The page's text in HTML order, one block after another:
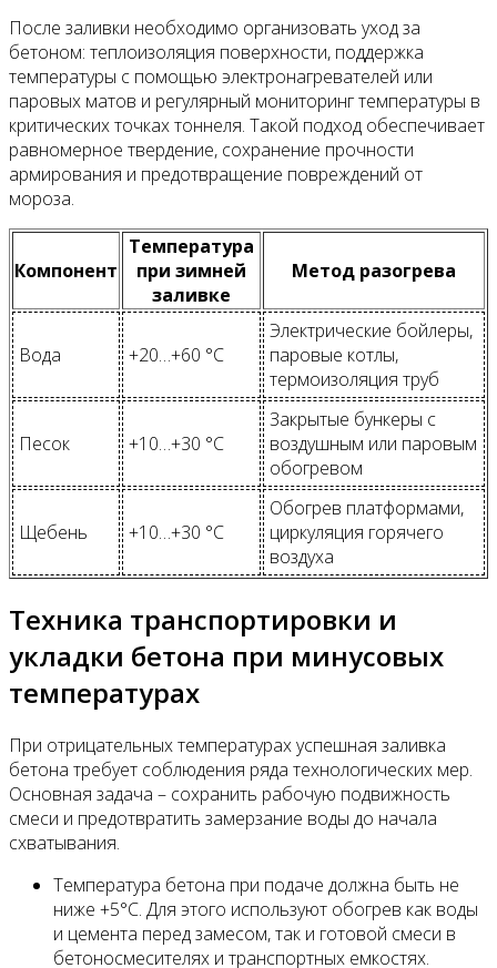
После заливки необходимо организовать уход за
бетоном: теплоизоляция поверхности, поддержка
температуры с помощью электронагревателей или
паровых матов и регулярный мониторинг температуры в
критических точках тоннеля. Такой подход обеспечивает
равномерное твердение, сохранение прочности
армирования и предотвращение повреждений от
мороза.
Компонент
Температура
при зимней
заливке
Метод разогрева
Вода +20…+60 °C
Электрические бойлеры,
паровые котлы,
термоизоляция труб
Песок +10…+30 °C
Закрытые бункеры с
воздушным или паровым
обогревом
Щебень +10…+30 °C
Обогрев платформами,
циркуляция горячего
воздуха
Техника транспортировки и
укладки бетона при минусовых
температурах
При отрицательных температурах успешная заливка
бетона требует соблюдения ряда технологических мер.
Основная задача – сохранить рабочую подвижность
смеси и предотвратить замерзание воды до начала
схватывания.
Температура бетона при подаче должна быть не
ниже +5°C. Для этого используют обогрев как воды
и цемента перед замесом, так и готовой смеси в
бетоносмесителях и транспортных емкостях.